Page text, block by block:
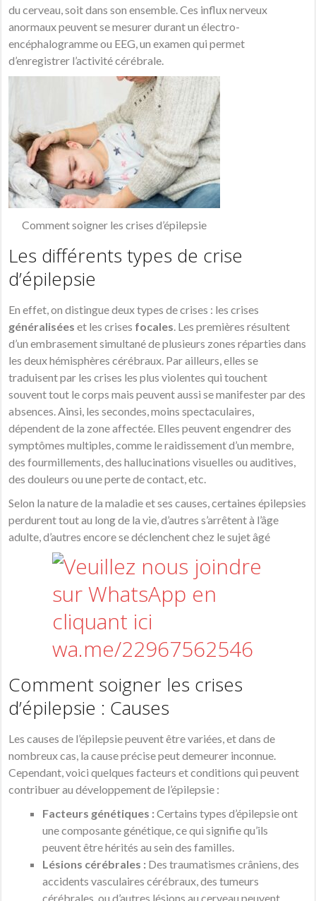
du cerveau, soit dans son ensemble. Ces influx nerveux
anormaux peuvent se mesurer durant un électro-
encéphalogramme ou EEG, un examen qui permet
d’enregistrer l’activité cérébrale.
Comment soigner les crises d’épilepsie
Les différents types de crise
d’épilepsie
En effet, on distingue deux types de crises : les crises
généralisées et les crises focales. Les premières résultent
d’un embrasement simultané de plusieurs zones réparties dans
les deux hémisphères cérébraux. Par ailleurs, elles se
traduisent par les crises les plus violentes qui touchent
souvent tout le corps mais peuvent aussi se manifester par des
absences. Ainsi, les secondes, moins spectaculaires,
dépendent de la zone affectée. Elles peuvent engendrer des
symptômes multiples, comme le raidissement d’un membre,
des fourmillements, des hallucinations visuelles ou auditives,
des douleurs ou une perte de contact, etc.
Selon la nature de la maladie et ses causes, certaines épilepsies
perdurent tout au long de la vie, d’autres s’arrêtent à l’âge
adulte, d’autres encore se déclenchent chez le sujet âgé
Comment soigner les crises
d’épilepsie : Causes
Les causes de l’épilepsie peuvent être variées, et dans de
nombreux cas, la cause précise peut demeurer inconnue.
Cependant, voici quelques facteurs et conditions qui peuvent
contribuer au développement de l’épilepsie :
Facteurs génétiques :Certains types d’épilepsie ont
une composante génétique, ce qui signifie qu’ils
peuvent être hérités au sein des familles.
Lésions cérébrales : Des traumatismes crâniens, des
accidents vasculaires cérébraux, des tumeurs
cérébrales, ou d’autres lésions au cerveau peuvent